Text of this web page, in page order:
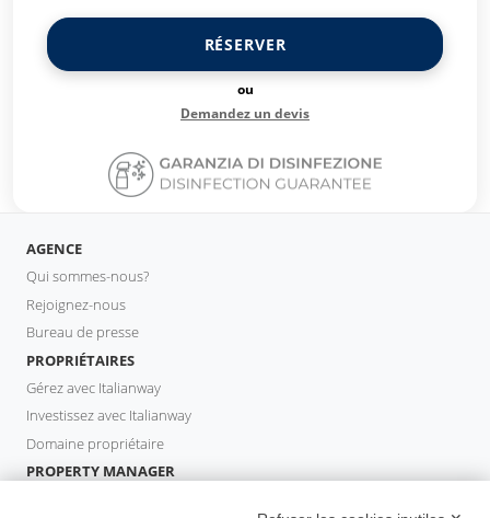
RÉSERVER
ou
Demandez un devis
AGENCE
Qui sommes-nous?
Rejoignez-nous
Bureau de presse
PROPRIÉTAIRES
Gérez avec Italianway
Investissez avec Italianway
Domaine propriétaire
PROPERTY MANAGER